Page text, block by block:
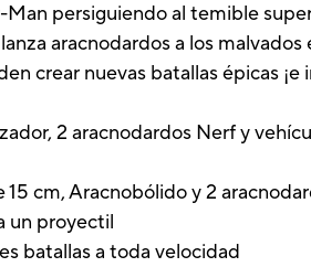
Man persiguiendo al temible
aracnodardos a los
crear nuevas batallas épicas
2 aracnodardos Nerf y
15 cm, Aracnobólido y 2
un proyectil
batallas a toda velocidad